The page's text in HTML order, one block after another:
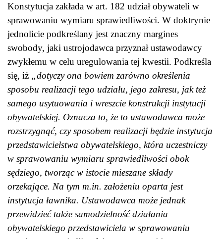
Konstytucja zakłada w art. 182 udział obywateli w
sprawowaniu wymiaru sprawiedliwości. W doktrynie
jednolicie podkreślany jest znaczny margines
swobody, jaki ustrojodawca przyznał ustawodawcy
zwykłemu w celu uregulowania tej kwestii. Podkreśla
się, iż „dotyczy ona bowiem zarówno określenia
sposobu realizacji tego udziału, jego zakresu, jak też
samego usytuowania i wreszcie konstrukcji instytucji
obywatelskiej. Oznacza to, że to ustawodawca może
rozstrzygnąć, czy sposobem realizacji będzie instytucja
przedstawicielstwa obywatelskiego, która uczestniczy
w sprawowaniu wymiaru sprawiedliwości obok
sędziego, tworząc w istocie mieszane składy
orzekające. Na tym m.in. założeniu oparta jest
instytucja ławnika. Ustawodawca może jednak
przewidzieć także samodzielność działania
obywatelskiego przedstawiciela w sprawowaniu